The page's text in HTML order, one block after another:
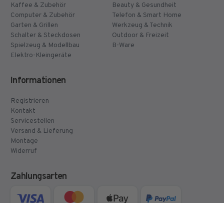
Kaffee & Zubehör
Beauty & Gesundheit
Computer & Zubehör
Telefon & Smart Home
Garten & Grillen
Werkzeug & Technik
Schalter & Steckdosen
Outdoor & Freizeit
Spielzeug & Modellbau
B-Ware
Elektro-Kleingeräte
Informationen
Registrieren
Kontakt
Servicestellen
Versand & Lieferung
Montage
Widerruf
Zahlungsarten